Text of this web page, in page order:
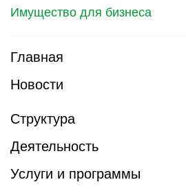
Имущество для бизнеса
Главная
Новости
Структура
Деятельность
Услуги и программы